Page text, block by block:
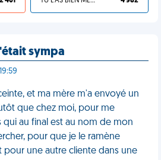
sympa
et ma mère m'a envoyé un
que chez moi, pour me
qui au final est au nom de mon
pour que je le ramène
pour une autre cliente dans une